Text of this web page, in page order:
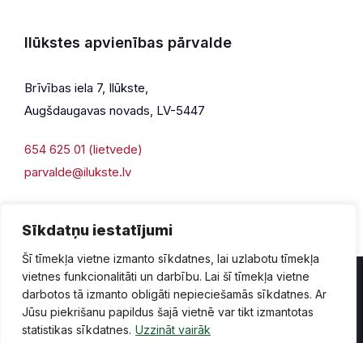
Sīkdatņu iestatījumi
Šī tīmekļa vietne izmanto sīkdatnes, lai uzlabotu tīmekļa
vietnes funkcionalitāti un darbību. Lai šī tīmekļa vietne
darbotos tā izmanto obligāti nepieciešamās sīkdatnes. Ar
Jūsu piekrišanu papildus šajā vietnē var tikt izmantotas
statistikas sīkdatnes. Uzzināt vairāk
Ilūkstes apvienības pārvalde
Brīvības iela 7, Ilūkste,
Augšdaugavas novads, LV-5447
654 625 01 (lietvede)
parvalde@ilukste.lv
Privātuma politika Piekļūstamība
Lapas karte